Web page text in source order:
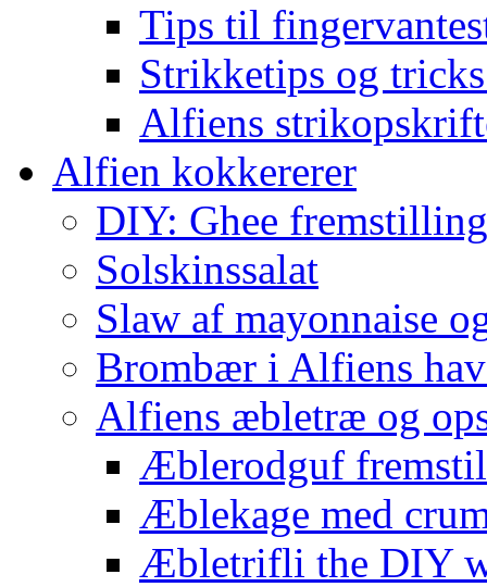
Tips til
Strikketips og
Alfiens
Alfien kokkererer
DIY: Ghee
Solskinssalat
Slaw af mayonnaise
Brombær i Alfiens
Alfiens æbletræ og
Æblerodguf
Æblekage med
Æbletrifli the DIY